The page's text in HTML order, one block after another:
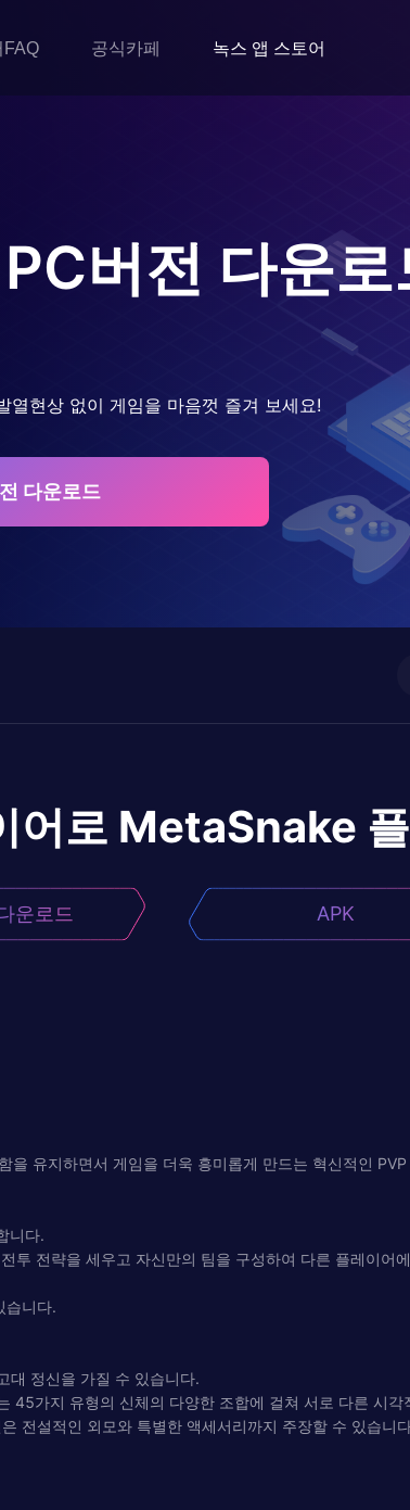
FAQ 공식카페 녹스 앱 스토어
PC버전 다운로
열현상 없이 게임을 마음껏 즐겨 보세요!
다운로드
어로 MetaSnake
운로드 APK
유지하면서 게임을 더욱 흥미롭게 만드는 혁신적인
니다.
투 전략을 세우고 자신만의 팀을 구성하여 다른 플레이어
습니다.
대 정신을 가질 수 있습니다.
가지 유형의 신체의 다양한 조합에 걸쳐 서로 다른 시
전설적인 외모와 특별한 액세서리까지 주장할 수 있습니